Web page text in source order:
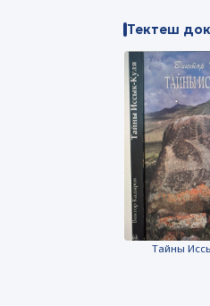
Тектеш
Тайны